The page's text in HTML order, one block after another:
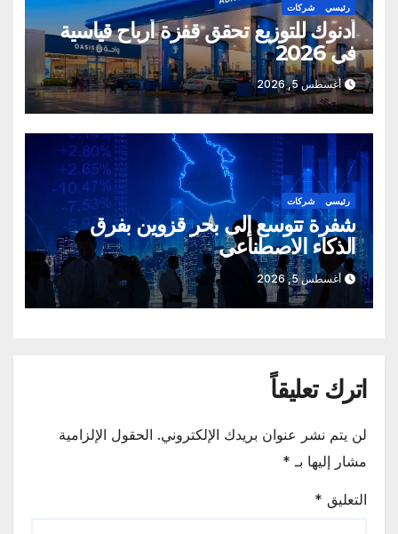
رئيسي شركات
أدنوك للتوزيع تحقق قفزة أرباح قياسية
في 2026
أغسطس 5, 2026
رئيسي شركات
شفرة تتوسع إلى بحر قزوين بفرق
الذكاء الاصطناعي
أغسطس 5, 2026
اترك تعليقاً
لن يتم نشر عنوان بريدك الإلكتروني. الحقول الإلزامية
مشار إليها بـ *
التعليق *